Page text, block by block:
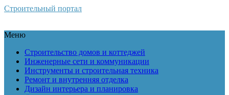
Строительный портал
Меню
Строительство домов и коттеджей
Инженерные сети и коммуникации
Инструменты и строительная техника
Ремонт и внутренняя отделка
Дизайн интерьера и планировка